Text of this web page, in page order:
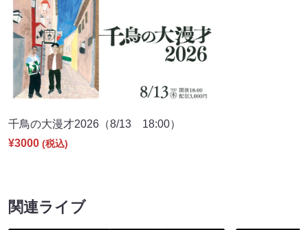
千鳥の大漫才2026（8/13 18:00）
¥3000 (税込)
関連ライブ